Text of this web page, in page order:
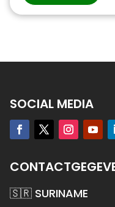
SOCIAL MEDIA
🇸🇷 SURINAME